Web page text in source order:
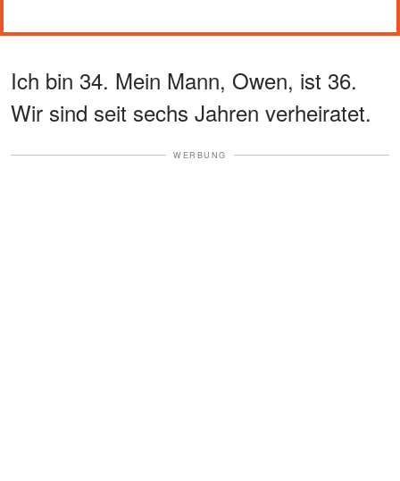
Ich bin 34. Mein Mann, Owen, ist 36.
Wir sind seit sechs Jahren verheiratet.
WERBUNG